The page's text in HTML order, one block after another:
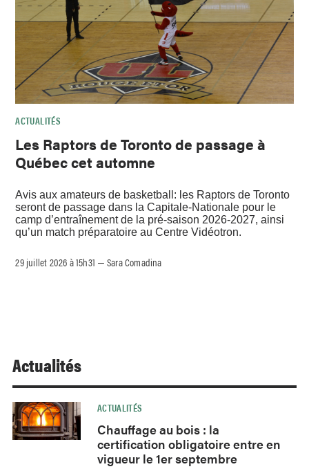
ACTUALITÉS
Les Raptors de Toronto de passage à
Québec cet automne
Avis aux amateurs de basketball: les Raptors de Toronto
seront de passage dans la Capitale-Nationale pour le
camp d’entraînement de la pré-saison 2026-2027, ainsi
qu’un match préparatoire au Centre Vidéotron.
29 juillet 2026 à 15h31 –Sara Comadina
Actualités
ACTUALITÉS
Chauffage au bois : la
certification obligatoire entre en
vigueur le 1er septembre